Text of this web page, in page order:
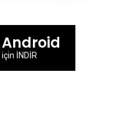
Android
için İNDİR